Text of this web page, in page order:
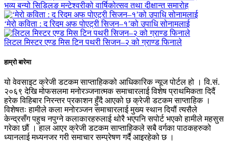
भव्य बन्यो सिड्लिङ मन्टेश्वरीको वार्षिकोत्सव तथा दीक्षान्त समारोह
‘मेरो कविता : द रिदम अफ पोएट्री सिजन–१’को उपाधि सोनामलाई
लिटल मिस्टर एण्ड मिस टिन पथरी सिजन–२ को ग्राण्ड फिनाले
हाम्रो बारेमा
यो वेवसाइट क्रेजी डटकम साप्ताहिकको आधिकारिक न्यूज पोर्टल हो । वि.सं.
२०६९ देखि मोफसलमा मनोरञ्जनात्मक समाचारलाई विशेष प्राथमिकता दिदैं
हरेक विहिबार निरन्तर प्रकाशन हुँदै आएको छ क्रेजी डटकम साप्ताहिक ।
विशेषतः हामीले कला मनोरञ्जन समाचारलाई मुख्य स्थान दियौं त्यसैले
केन्द्रसँग पहुच नपुग्ने कलाकारहरुलाई थोरै भएपनि सपोर्ट भएको हामीले महसुस
गरेका छौं । हाल आएर क्रेजी डटकम साप्ताहिकले सबै वर्गका पाठकहरुको
ध्यानलाई मध्यनजर गरी समाचार सम्प्रेषण गर्दै आइरहेको छ ।